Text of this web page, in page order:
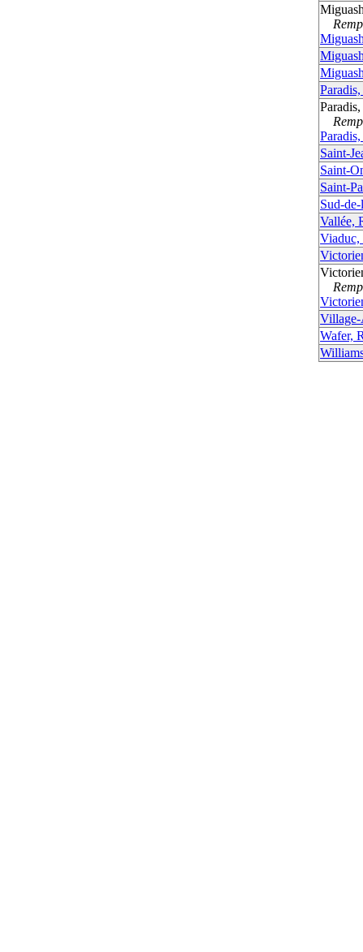
Saint-
Saint-
Saint-
Sud-
Vallée,
Viaduc,
Wafer,